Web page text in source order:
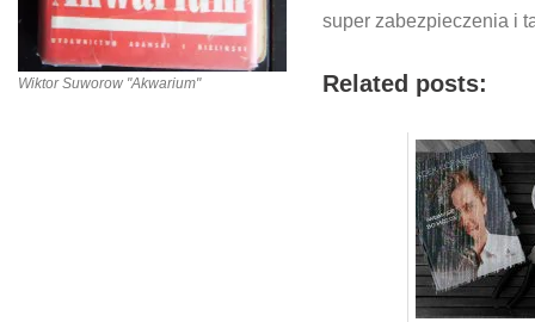
Wiktor Suworow "Akwarium"
super zabezpieczenia i
Related posts: